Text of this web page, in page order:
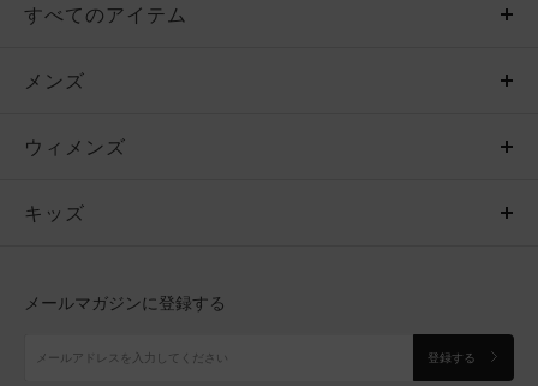
すべてのアイテム
メンズ
ウィメンズ
キッズ
アクセサリー
メンズ
トップス
ボトムス
アクセサリー
ウィメンズ
トップス
シューズ
キッズ
メールマガジンに登録する
登録する